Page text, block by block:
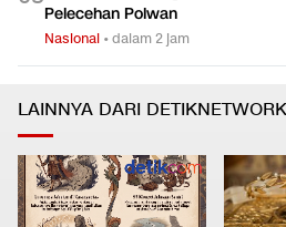
Pelecehan Polwan
Nasional •dalam 2 jam
LAINNYA DARI DETIKNETWORK